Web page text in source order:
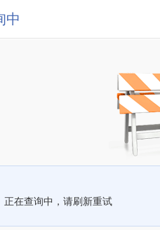
中
正在查询中，请刷新重试